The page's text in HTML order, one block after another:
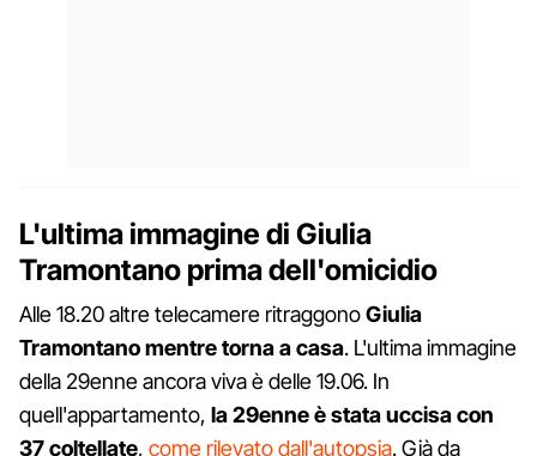
L'ultima immagine di Giulia
Tramontano prima dell'omicidio
Alle 18.20 altre telecamere ritraggonoGiulia
Tramontano mentre torna a casa. L'ultima immagine
della 29enne ancora viva è delle 19.06. In
quell'appartamento, la 29enne è stata uccisa con
37 coltellate, come rilevato dall'autopsia. Già da